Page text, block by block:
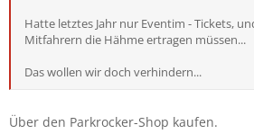
Hatte letztes Jahr nur Eventim - Tickets,
Mitfahrern die Hähme ertragen müssen...
Das wollen wir doch verhindern...
Über den Parkrocker-Shop kaufen.